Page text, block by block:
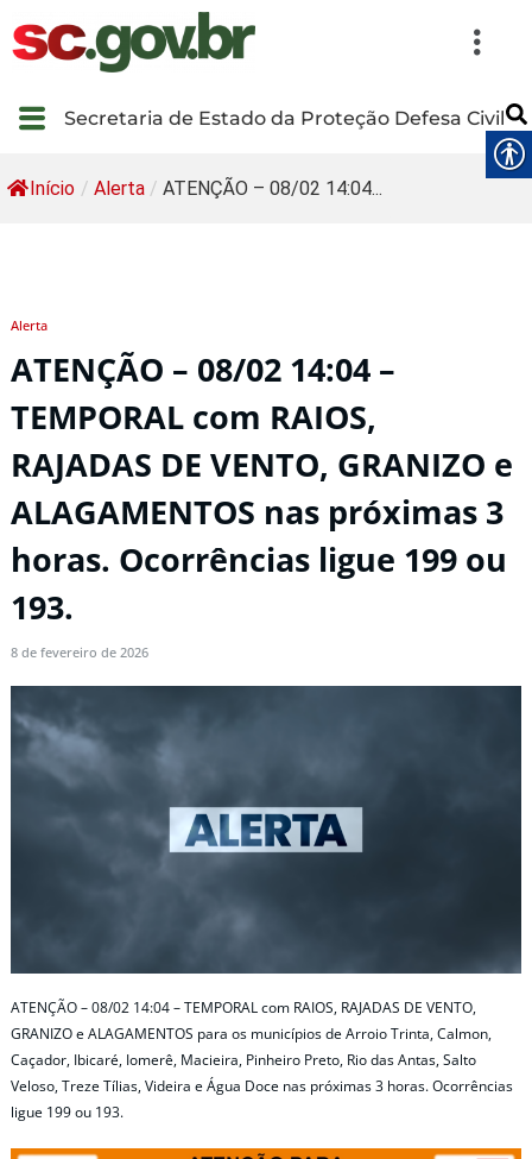
Secretaria de Estado da Proteção Defesa Civil
Início / Alerta / ATENÇÃO – 08/02 14:04...
Alerta
ATENÇÃO – 08/02 14:04 –
TEMPORAL com RAIOS,
RAJADAS DE VENTO, GRANIZO e
ALAGAMENTOS nas próximas 3
horas. Ocorrências ligue 199 ou
193.
8 de fevereiro de 2026
ATENÇÃO – 08/02 14:04 – TEMPORAL com RAIOS, RAJADAS DE VENTO,
GRANIZO e ALAGAMENTOS para os municípios de Arroio Trinta, Calmon,
Caçador, Ibicaré, Iomerê, Macieira, Pinheiro Preto, Rio das Antas, Salto
Veloso, Treze Tílias, Videira e Água Doce nas próximas 3 horas. Ocorrências
ligue 199 ou 193.